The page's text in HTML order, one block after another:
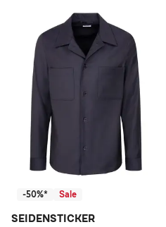
-50%* Sale
SEIDENSTICKER